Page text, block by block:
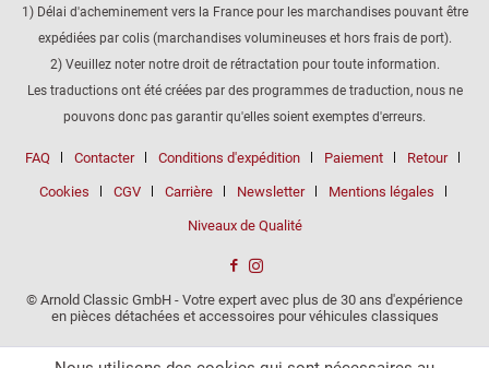
1) Délai d'acheminement vers la France pour les marchandises pouvant être
expédiées par colis (marchandises volumineuses et hors frais de port).
2) Veuillez noter notre droit de rétractation pour toute information.
Les traductions ont été créées par des programmes de traduction, nous ne
pouvons donc pas garantir qu'elles soient exemptes d'erreurs.
FAQ Contacter Conditions d'expédition Paiement Retour
Cookies CGV Carrière Newsletter Mentions légales
Niveaux de Qualité
© Arnold Classic GmbH - Votre expert avec plus de 30 ans d'expérience
en pièces détachées et accessoires pour véhicules classiques